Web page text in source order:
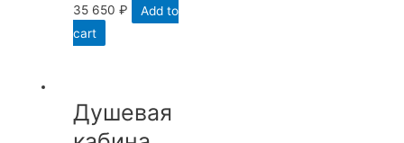
35 650₽
Add to
cart
Душевая